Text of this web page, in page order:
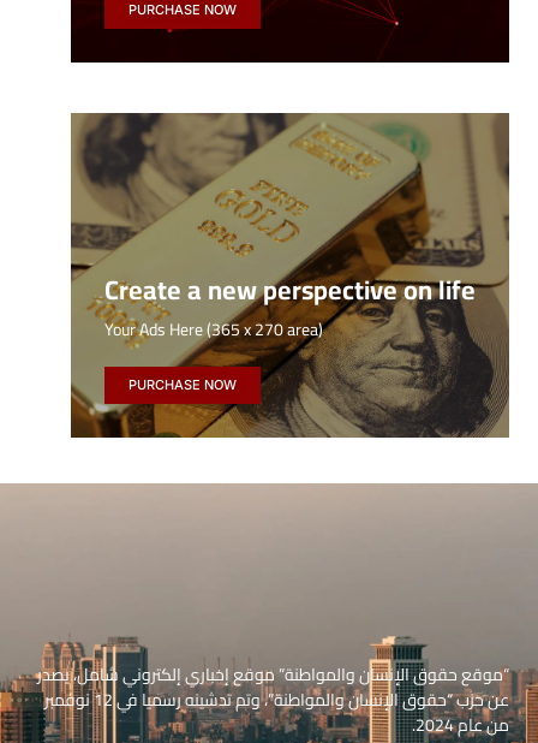
PURCHASE NOW
Create a new perspective on life
Your Ads Here (365 x 270 area)
PURCHASE NOW
“موقع حقوق الإنسان والمواطنة” موقع إخباري إلكتروني شامل، يصدر
عن حزب “حقوق الإنسان والمواطنة”، وتم تدشينه رسميا في 12 نوفمبر
من عام 2024.